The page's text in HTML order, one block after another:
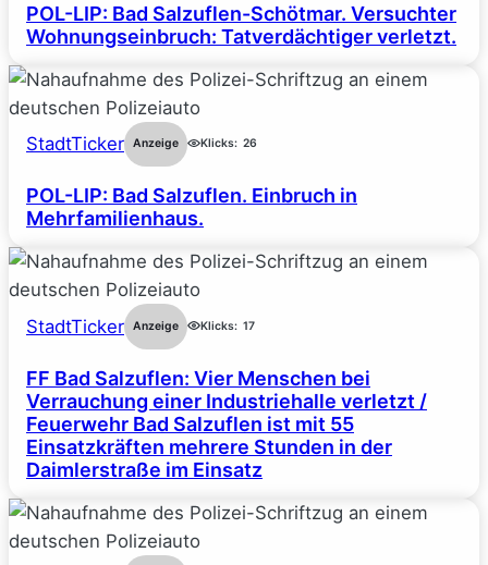
POL-LIP: Bad Salzuflen-Schötmar. Versuchter
Wohnungseinbruch: Tatverdächtiger verletzt.
StadtTicker Anzeige Klicks: 26
POL-LIP: Bad Salzuflen. Einbruch in
Mehrfamilienhaus.
StadtTicker Anzeige Klicks: 17
FF Bad Salzuflen: Vier Menschen bei
Verrauchung einer Industriehalle verletzt /
Feuerwehr Bad Salzuflen ist mit 55
Einsatzkräften mehrere Stunden in der
Daimlerstraße im Einsatz